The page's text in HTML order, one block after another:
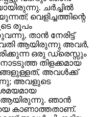
ചർച്ചിൽ
വെളിച്ചത്തിന്റെ
രൂപം
താൻ നേരിട്ട്
ആയിരുന്നു അവർ,
ഒരു ഡ്രെസ്സും
തിളക്കമായ
അവൾക്ക്
അവളുടെ
ആയിരുന്നു. ഞാൻ
കാണാത്തതാണ്.